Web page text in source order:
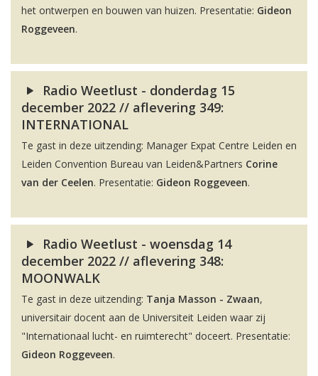
het ontwerpen en bouwen van huizen. Presentatie: Gideon
Roggeveen.
Radio Weetlust - donderdag 15
december 2022 // aflevering 349:
INTERNATIONAL
Te gast in deze uitzending: Manager Expat Centre Leiden en
Leiden Convention Bureau van Leiden&Partners Corine
van der Ceelen. Presentatie: Gideon Roggeveen.
Radio Weetlust - woensdag 14
december 2022 // aflevering 348:
MOONWALK
Te gast in deze uitzending: Tanja Masson - Zwaan,
universitair docent aan de Universiteit Leiden waar zij
"Internationaal lucht- en ruimterecht" doceert. Presentatie:
Gideon Roggeveen.